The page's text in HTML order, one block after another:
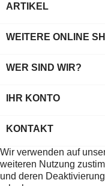
ARTIKEL
WEITERE ONLINE
WER SIND WIR?
IHR KONTO
KONTAKT
Wir verwenden auf
weiteren Nutzung
und deren